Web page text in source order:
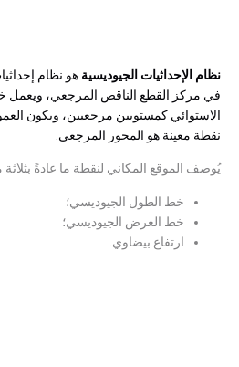
نظام الإحداثيات الجيوديسية هو نظام
في مركز القطع الناقص المرجعي، ويعمل
الاستوائي كمستويين مرجعيين، ويكون
نقطة معينة هو المحور المرجعي.
يُوصف الموقع المكاني لنقطة ما عادةً بثلاثة
خط الطول الجيوديسي؛
خط العرض الجيوديسي؛
ارتفاع بيضاوي.